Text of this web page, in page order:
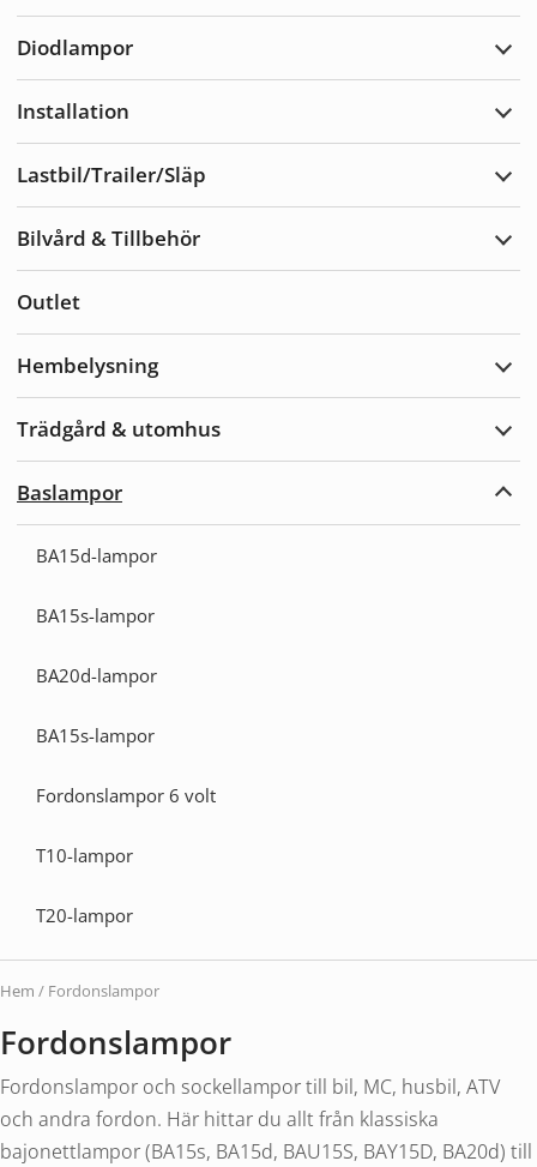
Diodlampor
Installation
Lastbil/Trailer/Släp
Bilvård & Tillbehör
Outlet
Hembelysning
Trädgård & utomhus
Baslampor
BA15d-lampor
BA15s-lampor
BA20d-lampor
BA15s-lampor
Fordonslampor 6 volt
T10-lampor
T20-lampor
Hem / Fordonslampor
Fordonslampor
Fordonslampor och sockellampor till bil, MC, husbil, ATV
och andra fordon. Här hittar du allt från klassiska
bajonettlampor (BA15s, BA15d, BAU15S, BAY15D, BA20d) till